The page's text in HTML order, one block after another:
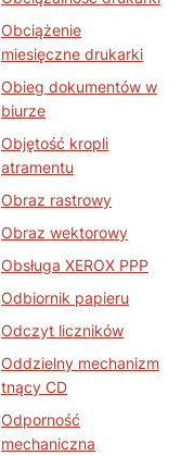
Obciążenie
miesięczne drukarki
Obieg dokumentów w
biurze
Objętość kropli
atramentu
Obraz rastrowy
Obraz wektorowy
Obsługa XEROX PPP
Odbiornik papieru
Odczyt liczników
Oddzielny mechanizm
tnący CD
Odporność
mechaniczna